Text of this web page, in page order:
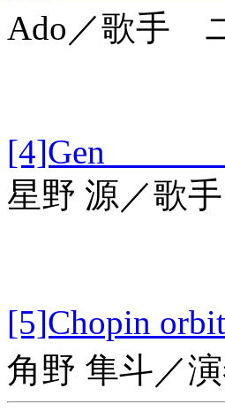
Ado／歌手
[4]Gen
星野 源／歌
[5]Chopin
角野 隼斗／